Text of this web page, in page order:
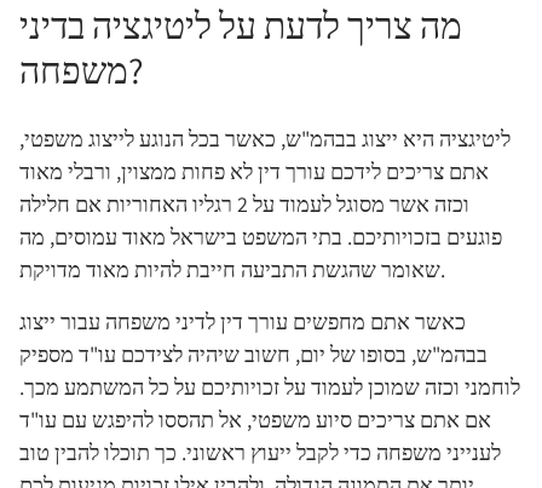
מה צריך לדעת על ליטיגציה בדיני
משפחה?
ליטיגציה היא ייצוג בבהמ"ש, כאשר בכל הנוגע לייצוג משפטי,
אתם צריכים לידכם עורך דין לא פחות ממצוין, ורבלי מאוד
וכזה אשר מסוגל לעמוד על 2 רגליו האחוריות אם חלילה
פוגעים בזכויותיכם. בתי המשפט בישראל מאוד עמוסים, מה
שאומר שהגשת התביעה חייבת להיות מאוד מדויקת.
כאשר אתם מחפשים עורך דין לדיני משפחה עבור ייצוג
בבהמ"ש, בסופו של יום, חשוב שיהיה לצידכם עו"ד מספיק
לוחמני וכזה שמוכן לעמוד על זכויותיכם על כל המשתמע מכך.
אם אתם צריכים סיוע משפטי, אל תהססו להיפגש עם עו"ד
לענייני משפחה כדי לקבל ייעוץ ראשוני. כך תוכלו להבין טוב